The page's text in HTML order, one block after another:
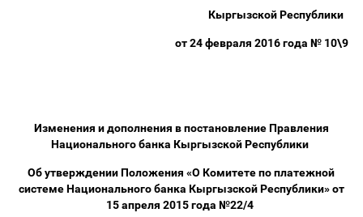
Кыргызской Республики
от 24 февраля 2016 года № 10\9
Изменения и дополнения в постановление Правления
Национального банка Кыргызской Республики
Об утверждении Положения «О Комитете по платежной
системе Национального банка Кыргызской Республики» от
15 апреля 2015 года №22/4